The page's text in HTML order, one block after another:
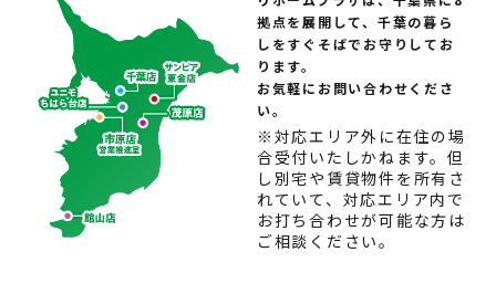
拠点を展開して、千葉の暮ら
しをすぐそばでお守りしてお
ります。
お気軽にお問い合わせくださ
い。
※対応エリア外に在住の場
合受付いたしかねます。但
し別宅や賃貸物件を所有さ
れていて、対応エリア内で
お打ち合わせが可能な方は
ご相談ください。